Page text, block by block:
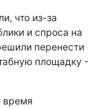
что из-за
и спроса на
перенести
площадку -
время